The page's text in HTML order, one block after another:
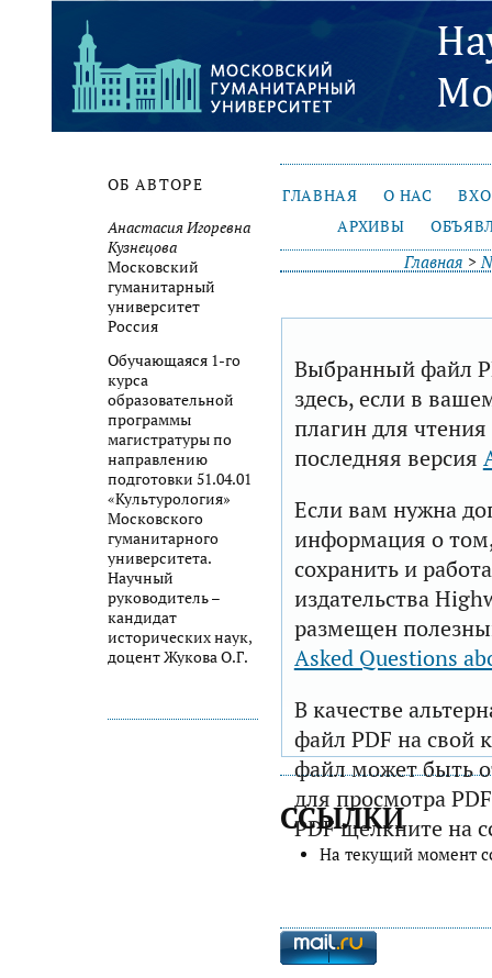
ОБ АВТОРЕ
Анастасия Игоревна
Кузнецова
Московский
гуманитарный
университет
Россия
Обучающаяся 1-го
курса
образовательной
программы
магистратуры по
направлению
подготовки 51.04.01
«Культурология»
Московского
гуманитарного
университета.
Научный
руководитель –
кандидат
исторических наук,
доцент Жукова О.Г.
ГЛАВНАЯ О НАС
АРХИВЫ
Главная >
Выбранный файл
здесь, если в
плагин для
последняя версия
Если вам нужна
информация о том,
сохранить и
издательства
размещен
Asked Questions
В качестве
файл PDF на свой
файл может быть
для просмотра
PDF щелкните на
ССЫЛКИ
На текущий момент